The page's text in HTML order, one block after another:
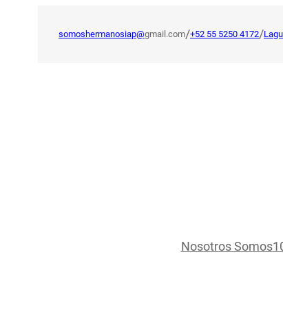
somoshermanosiap@gmail.com/+52 55 5250 4172/
Nosotros Somos